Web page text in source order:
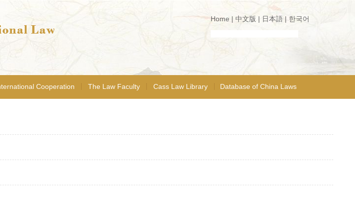
Home | 中文版 | 日本語 | 한국어
Cooperation The Law Faculty Cass Law Library Database of China Laws